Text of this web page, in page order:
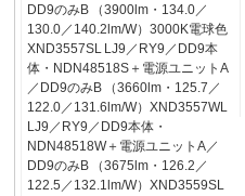
DD9のみB （3900lm・134.0／
130.0／140.2lm/W）3000K電球色
XND3557SL LJ9／RY9／DD9本
体・NDN48518S＋電源ユニットA
／DD9のみB （3660lm・125.7／
122.0／131.6lm/W）XND3557WL
LJ9／RY9／DD9本体・
NDN48518W＋電源ユニットA／
DD9のみB （3675lm・126.2／
122.5／132.1lm/W）XND3559SL